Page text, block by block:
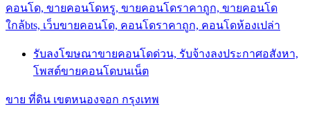
คอนโด, ขายคอนโดหรู, ขายคอนโดราคาถูก, ขายคอนโด
ใกล้bts, เว็บขายคอนโด, คอนโดราคาถูก, คอนโดห้องเปล่า
รับลงโฆษณาขายคอนโดด่วน, รับจ้างลงประกาศอสังหา,
โพสต์ขายคอนโดบนเน็ต
ขาย ที่ดิน เขตหนองจอก กรุงเทพ